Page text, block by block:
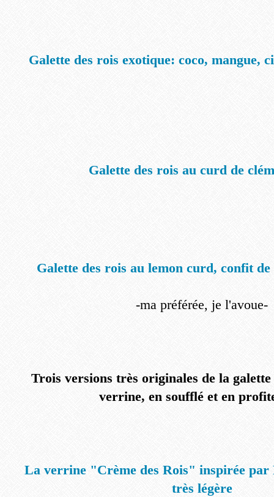
Galette des rois exotique: coco, mangue,
Galette des rois au curd de
Galette des rois au lemon curd, confit
-ma préférée, je l'avoue-
Trois versions très originales de la
verrine, en soufflé et en
La verrine "Crème des Rois" inspirée par
très légère